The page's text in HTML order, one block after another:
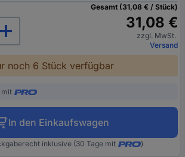
Gesamt (31,08 € / Stück)
31,08 €
zzgl. MwSt.
Versand
noch 6 Stück verfügbar
mit
In den Einkaufswagen
inklusive (30 Tage mit )